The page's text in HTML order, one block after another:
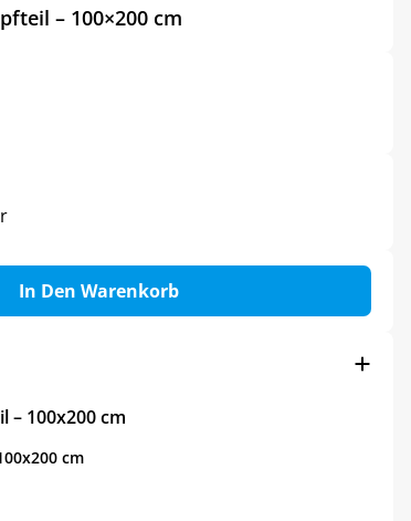
– 100×200 cm
In Den Warenkorb
– 100x200 cm
cm